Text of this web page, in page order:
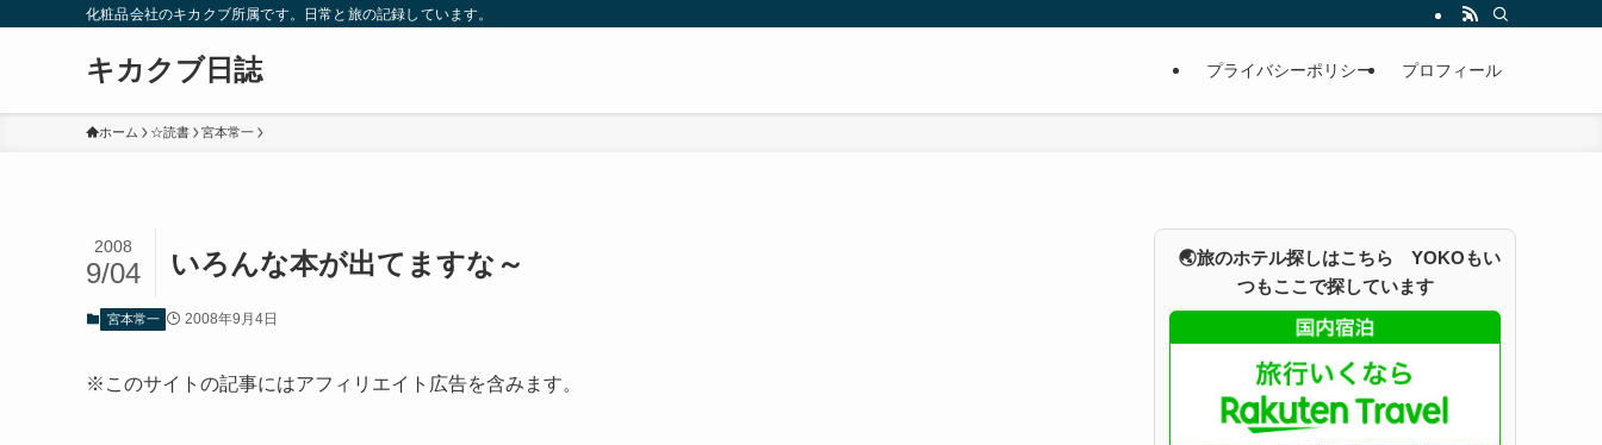
化粧品会社のキカクブ所属です。日常と旅の記録しています。
キカクブ日誌 プライバシーポリシー プロフィール
ホーム ☆読書 宮本常一
いろんな本が出てますな～
2008
9/04
宮本常一 2008年9月4日
※このサイトの記事にはアフィリエイト広告を含みます。
🌏旅のホテル探しはこちら YOKOもい
つもここで探しています